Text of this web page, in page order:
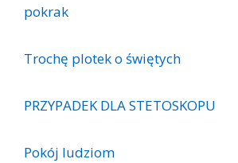
pokrak
Trochę plotek o świętych
PRZYPADEK DLA STETOSKOPU
Pokój ludziom